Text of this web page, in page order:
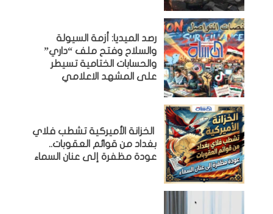
رصد الميديا: أزمة السيولة
والسلاح وفتح ملف “داري”
والحسابات الختامية تسيطر
على المشهد الاعلامي
الخزانة الأميركية تشطب فلاي
بغداد من قوائم العقوبات..
عودة مظفرة إلى عنان السماء